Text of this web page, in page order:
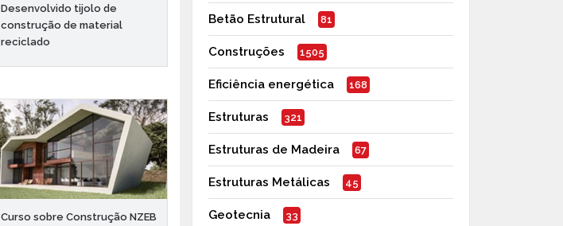
Desenvolvido tijolo de
construção de material
reciclado
Curso sobre Construção NZEB
Betão Estrutural 81
Construções 1505
Eficiência energética 168
Estruturas 321
Estruturas de Madeira 67
Estruturas Metálicas 45
Geotecnia 33